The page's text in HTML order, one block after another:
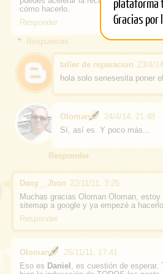
cómo hacerlo.
Responder
Respuestas
taller de reparacion 23/4/
hola solo senesesita poner
Oloman
24/4/14, 21:48
Sí, así es. Y poco más...
Responder
Dany__Jhon 22/11/11, 3:25
Muchas gracias Oloman Oloman,
sitemap a google y ya empezé a
Responder
Oloman
26/11/11, 17:41
Eso es Daniel
, es cuestión de
Gracias por